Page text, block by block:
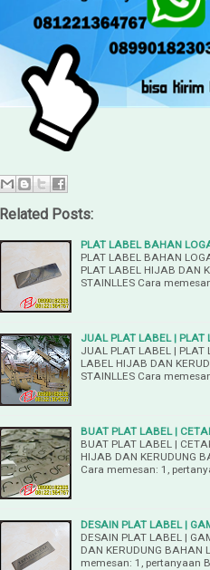
Related Posts:
PLAT LABEL BAHAN
PLAT LABEL BAHAN
PLAT LABEL HIJAB DAN
STAINLLES Cara
JUAL PLAT LABEL | PLAT
JUAL PLAT LABEL | PLAT
LABEL HIJAB DAN
STAINLLES Cara
BUAT PLAT LABEL |
BUAT PLAT LABEL |
HIJAB DAN KERUDUNG
Cara memesan: 1,
DESAIN PLAT LABEL |
DESAIN PLAT LABEL |
DAN KERUDUNG BAHAN
memesan: 1, pertanyaan